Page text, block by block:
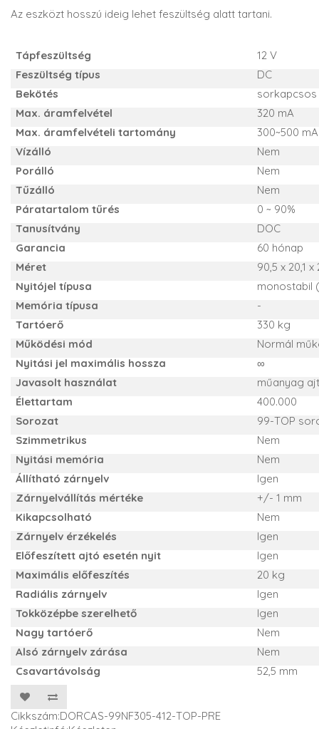
Az eszközt hosszú ideig lehet feszültség alatt tartani.
Tápfeszültség
12 V
Feszültség típus
DC
Bekötés
sorkapcsos
Max. áramfelvétel
320 mA
Max. áramfelvételi tartomány
300~500 mA
Vízálló
Nem
Porálló
Nem
Tűzálló
Nem
Páratartalom tűrés
0 ~ 90%
Tanusítvány
DOC
Garancia
60 hónap
Méret
90,5 x 20,1 x
Nyitójel típusa
monostabil
Memória típusa
-
Tartóerő
330 kg
Működési mód
Normál
Nyitási jel maximális hossza
∞
Javasolt használat
műanyag
Élettartam
400.000
Sorozat
99-TOP
Szimmetrikus
Nem
Nyitási memória
Nem
Állítható zárnyelv
Igen
Zárnyelvállítás mértéke
+/- 1 mm
Kikapcsolható
Nem
Zárnyelv érzékelés
Igen
Előfeszített ajtó esetén nyit
Igen
Maximális előfeszítés
20 kg
Radiális zárnyelv
Igen
Tokközépbe szerelhető
Igen
Nagy tartóerő
Nem
Alsó zárnyelv zárása
Nem
Csavartávolság
52,5 mm
Cikkszám:DORCAS-99NF305-412-TOP-PRE